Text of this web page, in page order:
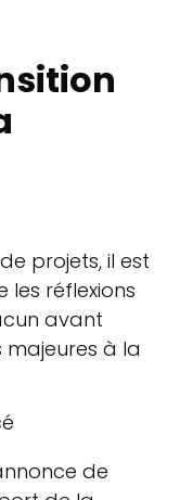
projets, il est
réflexions
avant
à la
de